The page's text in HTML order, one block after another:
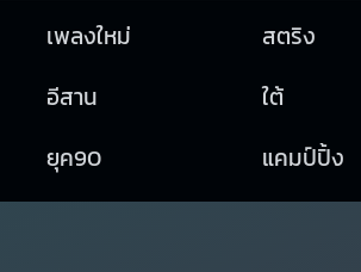
เพลงใหม่
สตริง
อีสาน
ใต้
ยุค90 แคมป์ปิ้ง